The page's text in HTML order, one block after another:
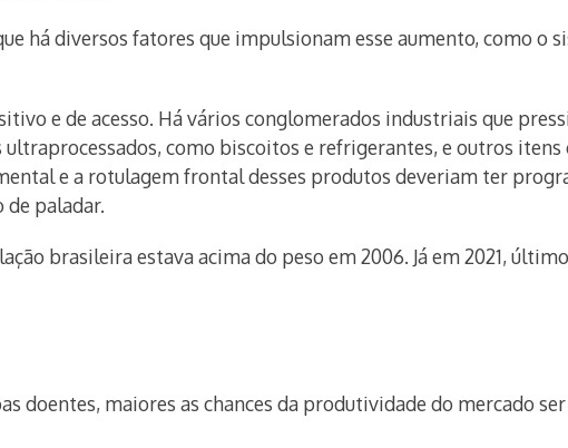
há diversos fatores que impulsionam esse aumento, como o
e de acesso. Há vários conglomerados industriais que
como biscoitos e refrigerantes, e outros
e a rotulagem frontal desses produtos deveriam ter
de paladar.
brasileira estava acima do peso em 2006. Já em 2021,
doentes, maiores as chances da produtividade do mercado